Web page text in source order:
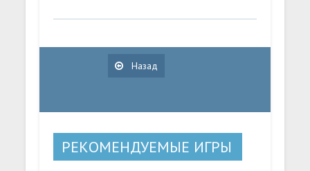
Назад
РЕКОМЕНДУЕМЫЕ ИГРЫ